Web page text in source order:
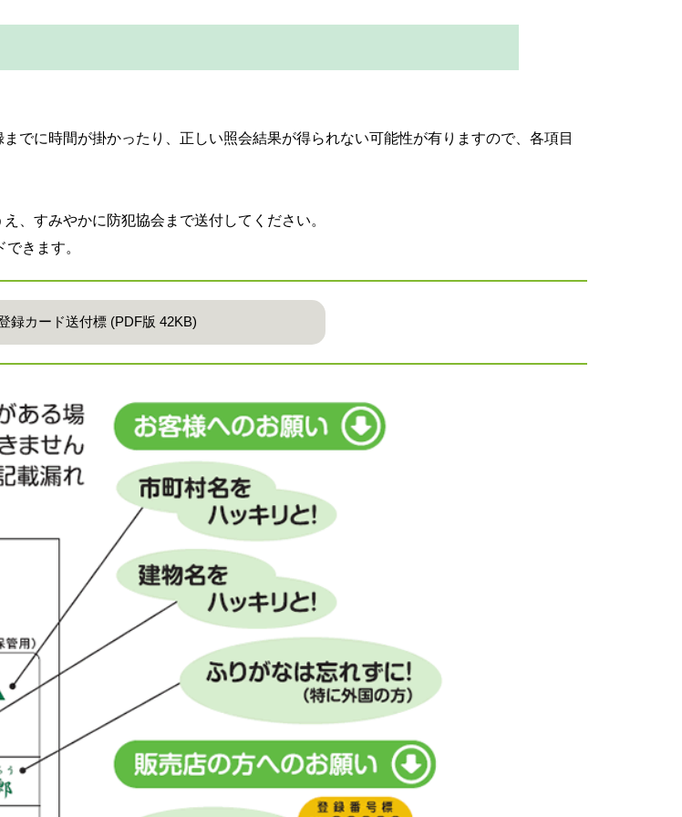
でに時間が掛かったり、正しい照会結果が得られない可能性が有りますので、各項目
、すみやかに防犯協会まで送付してください。
きます。
録カード送付標 (PDF版 42KB)